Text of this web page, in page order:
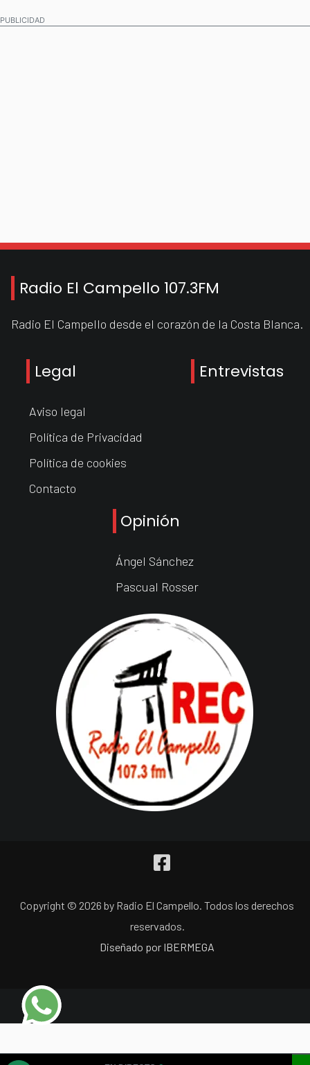
PUBLICIDAD
Radio El Campello 107.3FM
Radio El Campello desde el corazón de la Costa Blanca.
Legal
Aviso legal
Política de Privacidad
Política de cookies
Contacto
Entrevistas
Opinión
Ángel Sánchez
Pascual Rosser
Copyright © 2026 by Radio El Campello. Todos los derechos
reservados.
Diseñado por IBERMEGA